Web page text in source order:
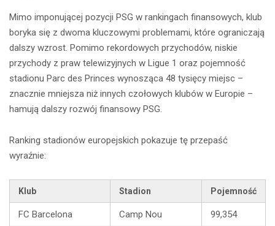
Mimo imponującej pozycji PSG w rankingach finansowych, klub
boryka się z dwoma kluczowymi problemami, które ograniczają
dalszy wzrost. Pomimo rekordowych przychodów, niskie
przychody z praw telewizyjnych w Ligue 1 oraz pojemność
stadionu Parc des Princes wynosząca 48 tysięcy miejsc –
znacznie mniejsza niż innych czołowych klubów w Europie –
hamują dalszy rozwój finansowy PSG.
Ranking stadionów europejskich pokazuje tę przepaść
wyraźnie:
Klub Stadion Pojemność
FC Barcelona Camp Nou 99,354